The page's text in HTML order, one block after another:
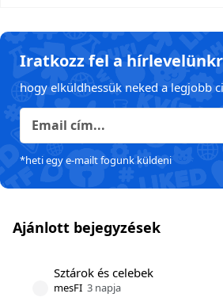
Iratkozz fel a
hogy elküldhessük neked a legjobb
*heti egy e-mailt fogunk küldeni
Ajánlott bejegyzések
Sztárok és celebek
mesFI 3 napja